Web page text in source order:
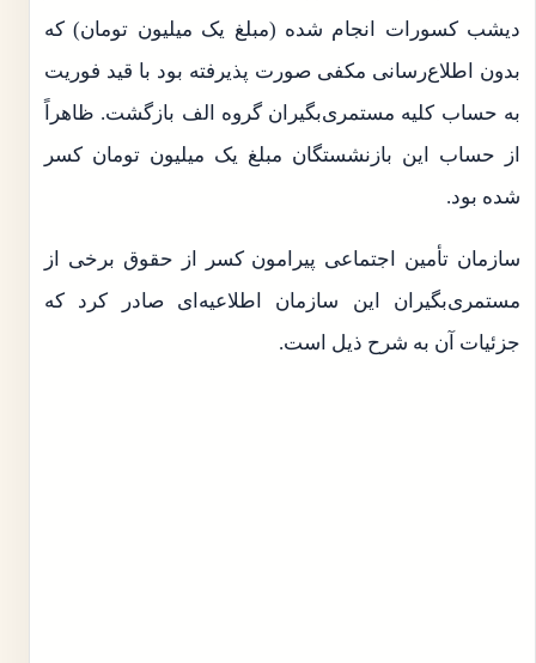
دیشب کسورات انجام شده (مبلغ یک میلیون تومان) که
بدون اطلاع‌رسانی مکفی صورت پذیرفته بود با قید فوریت
به حساب کلیه مستمری‌بگیران گروه الف بازگشت. ظاهراً
از حساب این بازنشستگان مبلغ یک میلیون تومان کسر
شده بود.
سازمان تأمین اجتماعی پیرامون کسر از حقوق برخی از
مستمری‌بگیران این سازمان اطلاعیه‌ای صادر کرد که
جزئیات آن به شرح ذیل است.